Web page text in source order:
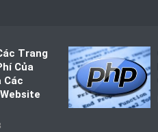
Trang
Của
Các